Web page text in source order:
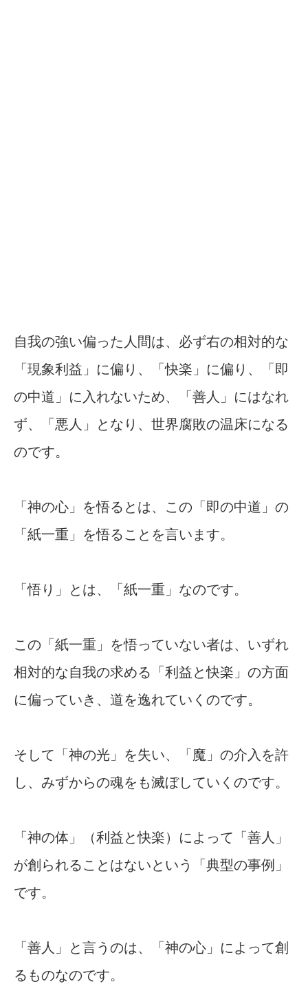
自我の強い偏った人間は、必ず右の相対的な
「現象利益」に偏り、「快楽」に偏り、「即
の中道」に入れないため、「善人」にはなれ
ず、「悪人」となり、世界腐敗の温床になる
のです。
「神の心」を悟るとは、この「即の中道」の
「紙一重」を悟ることを言います。
「悟り」とは、「紙一重」なのです。
この「紙一重」を悟っていない者は、いずれ
相対的な自我の求める「利益と快楽」の方面
に偏っていき、道を逸れていくのです。
そして「神の光」を失い、「魔」の介入を許
し、みずからの魂をも滅ぼしていくのです。
「神の体」（利益と快楽）によって「善人」
が創られることはないという「典型の事例」
です。
「善人」と言うのは、「神の心」によって創
るものなのです。